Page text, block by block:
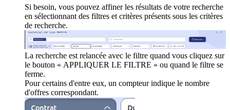
Si besoin, vous pouvez affiner les résultats de votre recherche
en sélectionnant des filtres et critères présents sous les critères
de recherche.
La recherche est relancée avec le filtre quand vous cliquez sur
le bouton « APPLIQUER LE FILTRE » ou quand le filtre se
ferme.
Pour certains d'entre eux, un compteur indique le nombre
d'offres correspondant.